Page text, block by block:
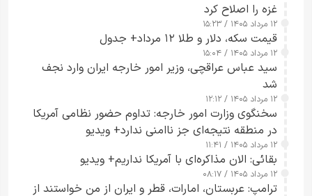
غزه را اصلاح کرد
۱۲ مرداد ۱۴۰۵ / ۱۵:۲۳
قیمت سکه، دلار و طلا ۱۲ مرداد+ جدول
۱۲ مرداد ۱۴۰۵ / ۱۵:۰۴
سید عباس عراقچی، وزیر امور خارجه ایران وارد نجف
شد
۱۲ مرداد ۱۴۰۵ / ۱۲:۱۲
سخنگوی وزارت امور خارجه: تداوم حضور نظامی آمریکا
در منطقه نتیجه‌ای جز ناامنی ندارد+ ویدیو
۱۲ مرداد ۱۴۰۵ / ۱۱:۴۱
بقائی: الان مذاکره‌ای با آمریکا نداریم+ ویدیو
۱۲ مرداد ۱۴۰۵ / ۰۸:۱۷
ترامپ: عربستان، امارات، قطر و ایران از من خواستند از